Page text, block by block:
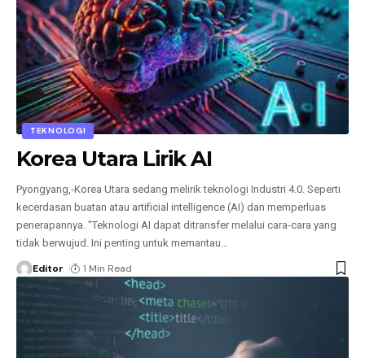
TEKNOLOGI
Korea Utara Lirik AI
Pyongyang,-Korea Utara sedang melirik teknologi Industri 4.0. Seperti
kecerdasan buatan atau artificial intelligence (AI) dan memperluas
penerapannya. "Teknologi AI dapat ditransfer melalui cara-cara yang
tidak berwujud. Ini penting untuk memantau
Editor 1 Min Read